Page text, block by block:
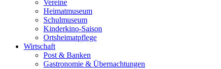
Vereine
Heimatmuseum
Schulmuseum
Kinderkino-Saison
Ortsheimatpflege
Wirtschaft
Post & Banken
Gastronomie & Übernachtungen